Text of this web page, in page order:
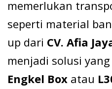
memerlukan
seperti material
up dari CV. Afia
menjadi solusi
Engkel Box atau